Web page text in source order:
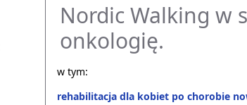
Nordic Walking w
onkologię.
w tym:
rehabilitacja dla kobiet po chorobie